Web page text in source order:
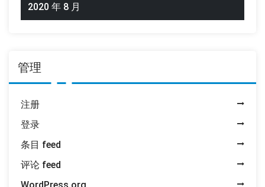
2020 年 8 月
管理
注册
登录
条目 feed
评论 feed